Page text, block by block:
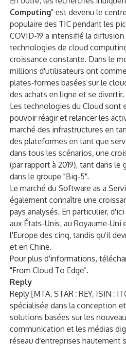
Computing" est devenu le
populaire des TIC pendant les
COVID-19 a intensifié la
technologies de cloud
croissance constante. Dans le
millions d'utilisateurs ont
plates-formes basées sur le
des achats en ligne et se divertir.
Les technologies du Cloud sont
pouvoir réagir et relancer les
marché des infrastructures en
des plateformes en tant que
dans tous les scénarios, une
(par rapport à 2019), tant dans le
dans le groupe "Big-5".
Le marché du Software as a
également connaître une
pays analysés. En particulier,
aux États-Unis, au Royaume-Uni
l'Europe des cinq, tandis qu'il
et en Chine.
Pour plus d'informations,
"From Cloud To Edge".
Reply
Reply [MTA, STAR : REY, ISIN :
spécialisée dans la conception
solutions basées sur les
communication et les médias
réseau d'entreprises hautement